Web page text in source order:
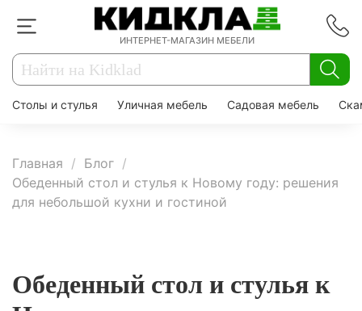
ИНТЕРНЕТ-МАГАЗИН МЕБЕЛИ
Столы и стулья Уличная мебель Садовая мебель
Главная
Блог
Обеденный стол и стулья к Новому году: решения
для небольшой кухни и гостиной
Обеденный стол и стулья к